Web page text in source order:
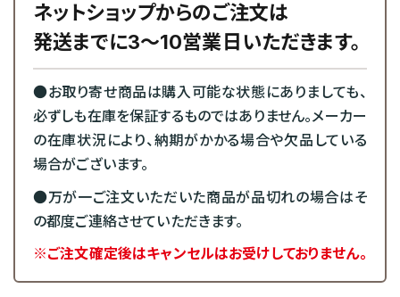
ネットショップからのご注文は
発送までに3～10営業日いただきます。
●お取り寄せ商品は購入可能な状態にありましても、
必ずしも在庫を保証するものではありません。メーカー
の在庫状況により、納期がかかる場合や欠品している
場合がございます。
●万が一ご注文いただいた商品が品切れの場合はそ
の都度ご連絡させていただきます。
※ご注文確定後はキャンセルはお受けしておりません。